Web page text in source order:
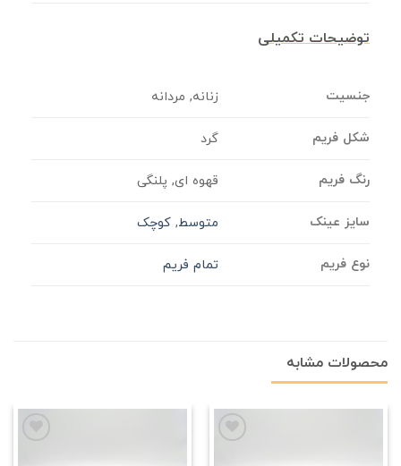
توضیحات تکمیلی
جنسیت زنانه, مردانه
شکل فریم گرد
رنگ فریم قهوه ای, پلنگی
سایز عینک متوسط,کوچک
نوع فریم تمام فریم
محصولات مشابه